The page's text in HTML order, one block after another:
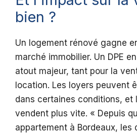
bien ?
Un logement rénové gagne
marché immobilier. Un DPE
atout majeur, tant pour la
location. Les loyers peuvent
dans certaines conditions, et
vendent plus vite. « Depuis
appartement à Bordeaux, les